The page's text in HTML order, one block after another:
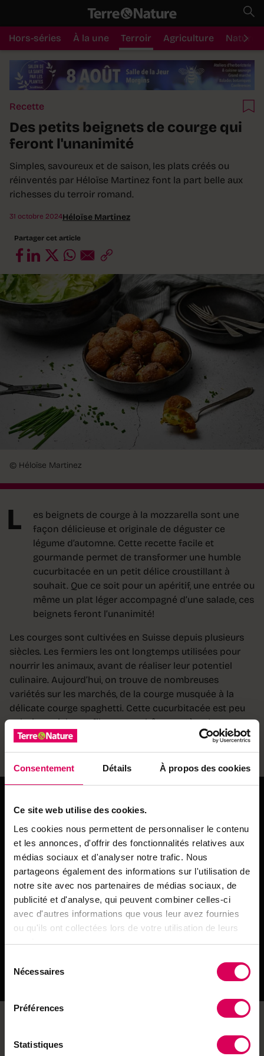
Consentement Détails À propos des cookies
Ce site web utilise des cookies.
Les cookies nous permettent de personnaliser le contenu
et les annonces, d'offrir des fonctionnalités relatives aux
médias sociaux et d'analyser notre trafic. Nous
partageons également des informations sur l'utilisation de
notre site avec nos partenaires de médias sociaux, de
publicité et d'analyse, qui peuvent combiner celles-ci
avec d'autres informations que vous leur avez fournies
ou qu'ils ont collectées lors de votre utilisation de leurs
services.
Nécessaires
Préférences
Statistiques
Hors-séries À la une Terroir Agriculture Nature
Recette
Des petits beignets de courge qui
feront l'unanimité
Simples, savoureux et de saison, les plats créés ou
réinventés par Héloïse Martinez font la part belle aux
richesses du terroir romand.
31 octobre 2024Héloïse Martinez
Partager cet article
© Héloïse Martinez
L
es beignets de courge à la mozzarella sont une
façon délicieuse et originale de déguster ce
légume d’automne. Cette recette facile et
gourmande permet de transformer une humble
cucurbitacée en un petit délice croustillant à
souhait. Que ce soit pour un apéritif, une entrée ou
même un plat léger accompagné d’une salade, ces
beignets feront l’unanimité!
Les courges sont cultivées en Suisse depuis plusieurs
siècles. Les fermiers les ont longtemps utilisées pour
nourrir les animaux, avant de réaliser leur potentiel
culinaire. Aujourd’hui, on trouve de nombreuses
variétés sur les marchés, de la courge musquée à la
délicate courge spaghetti. Cette cucurbitacée est peu
calorique, riche en fibres et en bêtacarotène (un
antioxydant qui se transforme en vitamine A dans le
corps).
1 kg de courge, par exemple potimarron
2 cs de lait
20 g de levure fraîche
250 g de farine
150 g de gruyère râpé
2 cc de sel
200 g de mozzarella
Quelques pincées de piment d’Espelette, 1 cc de
cumin, 1 cc de curry, etc. (facultatif)
calcium. Ces beignets sont donc une belle option pour